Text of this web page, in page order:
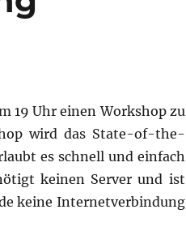
19 Uhr einen Workshop zu
wird das State-of-the-
es schnell und einfach
keinen Server und ist
keine Internetverbindung